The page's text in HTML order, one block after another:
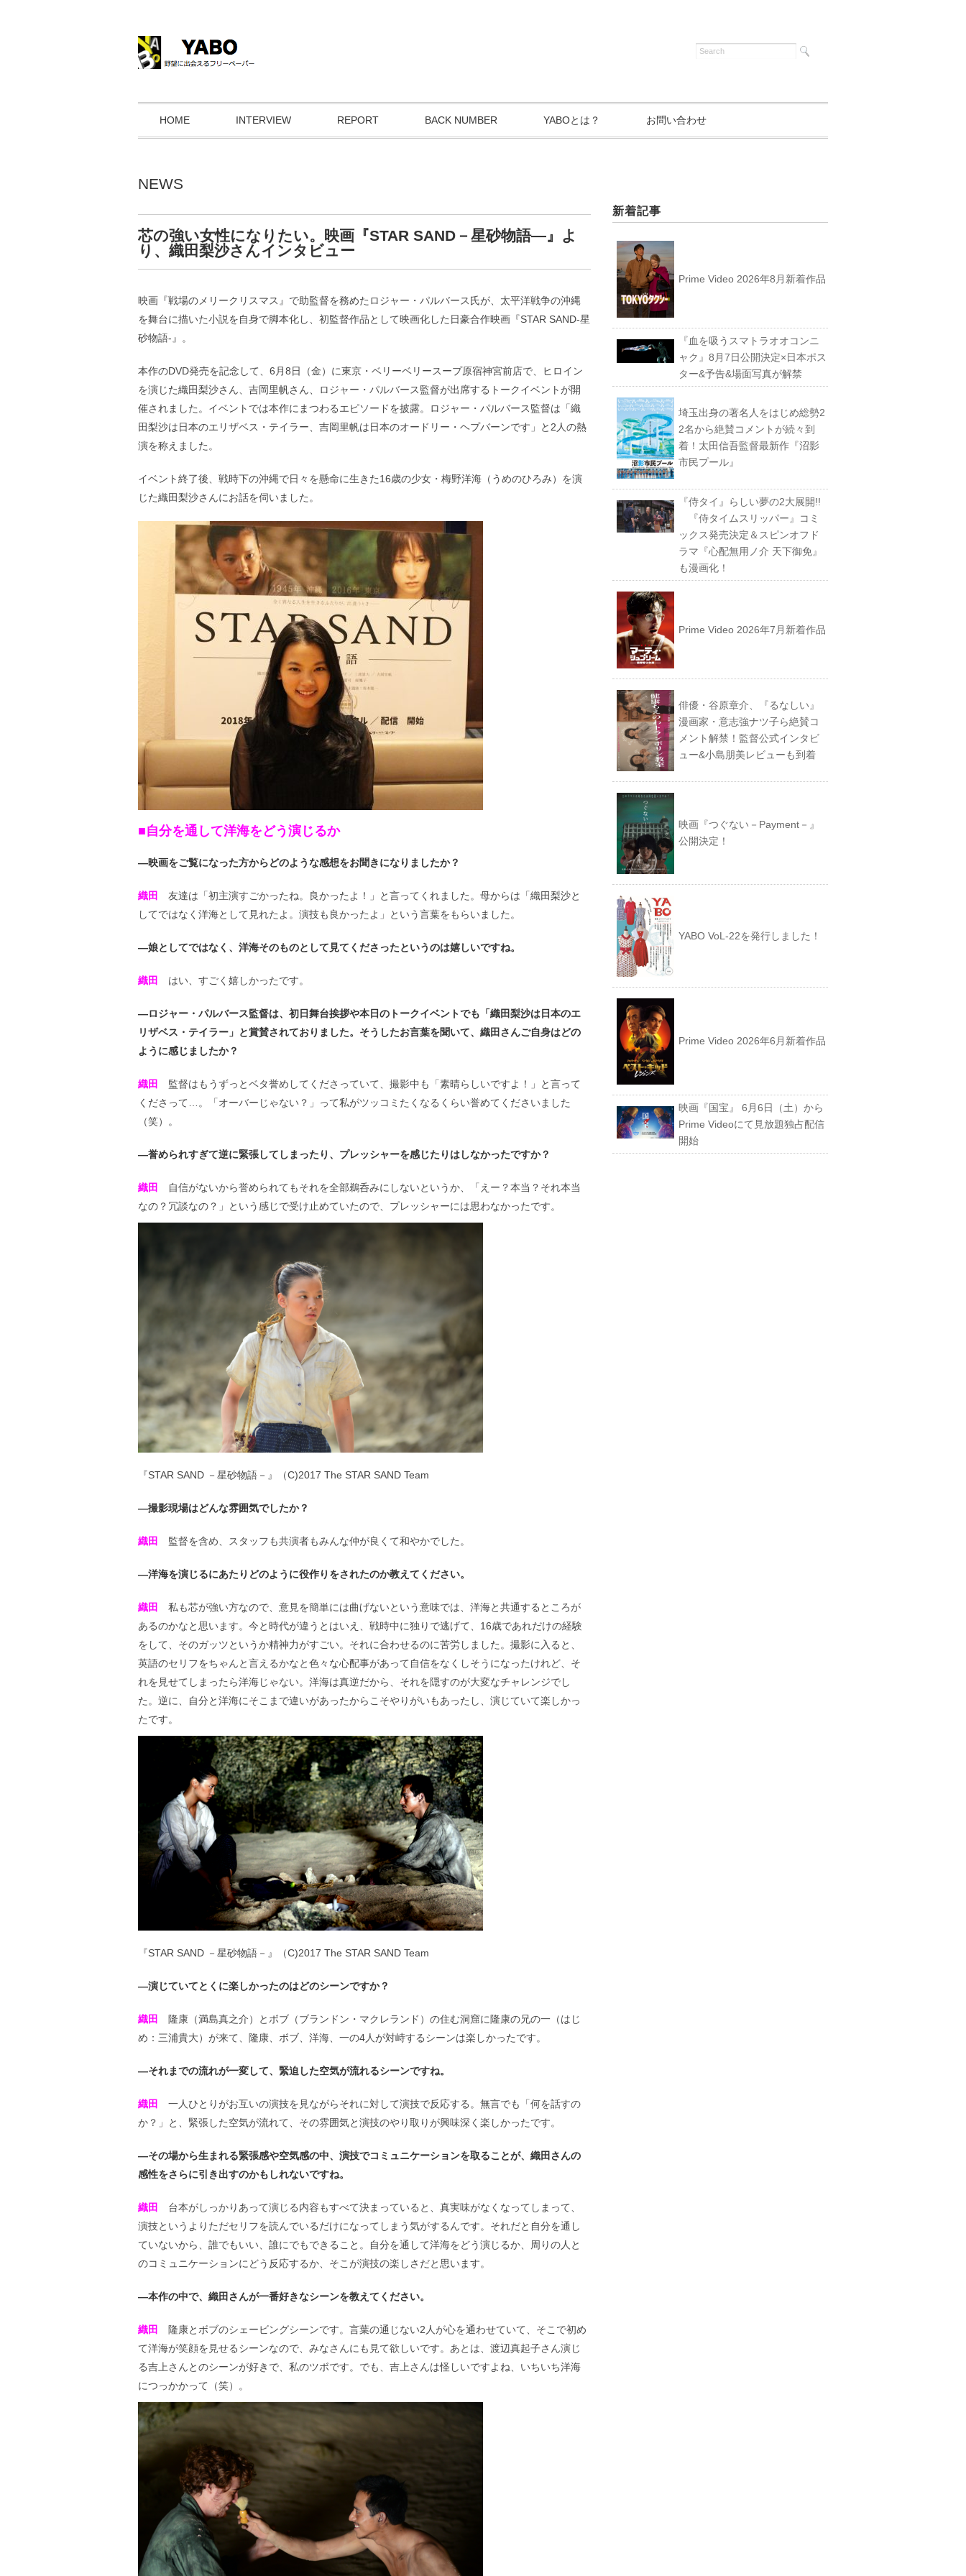
HOME INTERVIEW REPORT BACK NUMBER YABOとは？ お問い合わせ
NEWS
芯の強い女性になりたい。映画『STAR SAND－星砂物語―』よ
り、織田梨沙さんインタビュー
映画『戦場のメリークリスマス』で助監督を務めたロジャー・パルバース氏が、太平洋戦争の沖縄
を舞台に描いた小説を自身で脚本化し、初監督作品として映画化した日豪合作映画『STAR SAND-星
砂物語-』。
本作のDVD発売を記念して、6月8日（金）に東京・ベリーベリースープ原宿神宮前店で、ヒロイン
を演じた織田梨沙さん、吉岡里帆さん、ロジャー・パルバース監督が出席するトークイベントが開
催されました。イベントでは本作にまつわるエピソードを披露。ロジャー・パルバース監督は「織
田梨沙は日本のエリザベス・テイラー、吉岡里帆は日本のオードリー・ヘプバーンです」と2人の熱
演を称えました。
イベント終了後、戦時下の沖縄で日々を懸命に生きた16歳の少女・梅野洋海（うめのひろみ）を演
じた織田梨沙さんにお話を伺いました。
■自分を通して洋海をどう演じるか
―映画をご覧になった方からどのような感想をお聞きになりましたか？
織田
友達は「初主演すごかったね。良かったよ！」と言ってくれました。母からは「織田梨沙と
してではなく洋海として見れたよ。演技も良かったよ」という言葉をもらいました。
―娘としてではなく、洋海そのものとして見てくださったというのは嬉しいですね。
織田 はい、すごく嬉しかったです。
―ロジャー・パルバース監督は、初日舞台挨拶や本日のトークイベントでも「織田梨沙は日本のエ
リザベス・テイラー」と賞賛されておりました。そうしたお言葉を聞いて、織田さんご自身はどの
ように感じましたか？
織田
監督はもうずっとベタ誉めしてくださっていて、撮影中も「素晴らしいですよ！」と言って
くださって…。「オーバーじゃない？」って私がツッコミたくなるくらい誉めてくださいました
（笑）。
―誉められすぎて逆に緊張してしまったり、プレッシャーを感じたりはしなかったですか？
織田
自信がないから誉められてもそれを全部鵜呑みにしないというか、「えー？本当？それ本当
なの？冗談なの？」という感じで受け止めていたので、プレッシャーには思わなかったです。
『STAR SAND －星砂物語－』（C)2017 The STAR SAND Team
―撮影現場はどんな雰囲気でしたか？
織田 監督を含め、スタッフも共演者もみんな仲が良くて和やかでした。
―洋海を演じるにあたりどのように役作りをされたのか教えてください。
織田
私も芯が強い方なので、意見を簡単には曲げないという意味では、洋海と共通するところが
あるのかなと思います。今と時代が違うとはいえ、戦時中に独りで逃げて、16歳であれだけの経験
をして、そのガッツというか精神力がすごい。それに合わせるのに苦労しました。撮影に入ると、
英語のセリフをちゃんと言えるかなと色々な心配事があって自信をなくしそうになったけれど、そ
れを見せてしまったら洋海じゃない。洋海は真逆だから、それを隠すのが大変なチャレンジでし
た。逆に、自分と洋海にそこまで違いがあったからこそやりがいもあったし、演じていて楽しかっ
たです。
『STAR SAND －星砂物語－』（C)2017 The STAR SAND Team
―演じていてとくに楽しかったのはどのシーンですか？
織田
隆康（満島真之介）とボブ（ブランドン・マクレランド）の住む洞窟に隆康の兄の一（はじ
め：三浦貴大）が来て、隆康、ボブ、洋海、一の4人が対峙するシーンは楽しかったです。
―それまでの流れが一変して、緊迫した空気が流れるシーンですね。
織田
一人ひとりがお互いの演技を見ながらそれに対して演技で反応する。無言でも「何を話すの
か？」と、緊張した空気が流れて、その雰囲気と演技のやり取りが興味深く楽しかったです。
―その場から生まれる緊張感や空気感の中、演技でコミュニケーションを取ることが、織田さんの
感性をさらに引き出すのかもしれないですね。
織田
台本がしっかりあって演じる内容もすべて決まっていると、真実味がなくなってしまって、
演技というよりただセリフを読んでいるだけになってしまう気がするんです。それだと自分を通し
ていないから、誰でもいい、誰にでもできること。自分を通して洋海をどう演じるか、周りの人と
のコミュニケーションにどう反応するか、そこが演技の楽しさだと思います。
―本作の中で、織田さんが一番好きなシーンを教えてください。
織田
隆康とボブのシェービングシーンです。言葉の通じない2人が心を通わせていて、そこで初め
て洋海が笑顔を見せるシーンなので、みなさんにも見て欲しいです。あとは、渡辺真起子さん演じ
る吉上さんとのシーンが好きで、私のツボです。でも、吉上さんは怪しいですよね、いちいち洋海
につっかかって（笑）。
新着記事
Prime Video 2026年8月新着作品
『血を吸うスマトラオオコンニ
ャク』8月7日公開決定×日本ポス
ター&予告&場面写真が解禁
埼玉出身の著名人をはじめ総勢2
2名から絶賛コメントが続々到
着！太田信吾監督最新作『沼影
市民プール』
『侍タイ』らしい夢の2大展開!!
『侍タイムスリッパー』コミ
ックス発売決定＆スピンオフド
ラマ『心配無用ノ介 天下御免』
も漫画化！
Prime Video 2026年7月新着作品
俳優・谷原章介、『るなしい』
漫画家・意志強ナツ子ら絶賛コ
メント解禁！監督公式インタビ
ュー&小島朋美レビューも到着
映画『つぐない－Payment－』
公開決定！
YABO VoL‐22を発行しました！
Prime Video 2026年6月新着作品
映画『国宝』 6月6日（土）から
Prime Videoにて見放題独占配信
開始